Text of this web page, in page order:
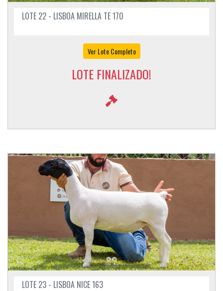
LOTE 22 - LISBOA MIRELLA TE 170
Ver Lote Completo
LOTE FINALIZADO!
LOTE 23 - LISBOA NICE 163